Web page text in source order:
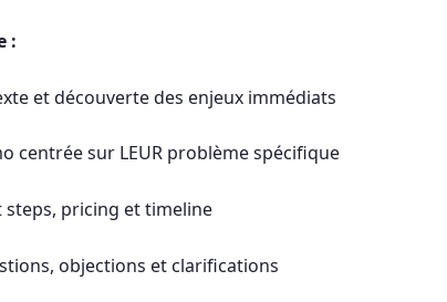
:
et découverte des enjeux immédiats
centrée sur LEUR problème spécifique
steps, pricing et timeline
objections et clarifications